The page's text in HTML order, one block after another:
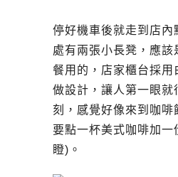
停好機車後就走到店內
處有兩張小長凳，應該
餐用的，店家櫃台採用
做設計，讓人第一眼就
刻，感覺好像來到咖啡
要點一杯美式咖啡加一
瞪)。